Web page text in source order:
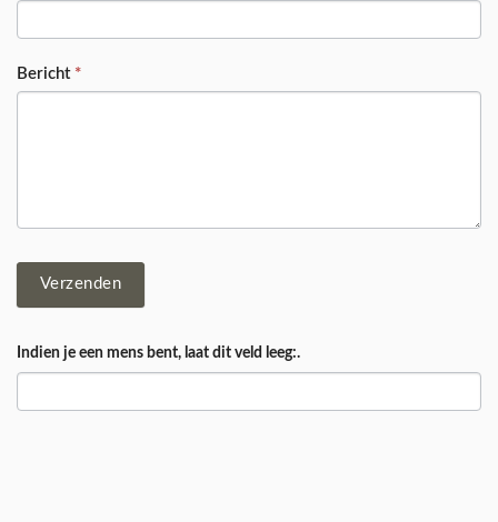
Bericht *
Verzenden
Indien je een mens bent, laat dit veld leeg:.